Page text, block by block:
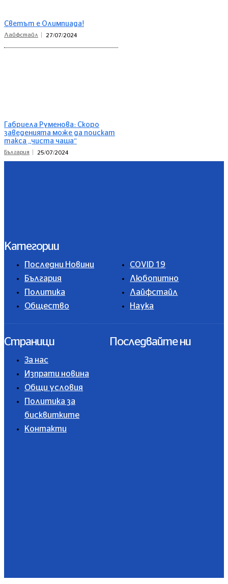
Светът е Олимпиада!
Лайфстайл 27/07/2024
Габриела Руменова: Скоро
заведенията може да поискат
такса „чиста чаша“
България 25/07/2024
Категории
Последни Новини
България
Политика
Общество
COVID 19
Любопитно
Лайфстайл
Наука
Страници
За нас
Изпрати новина
Общи условия
Политика за
бисквитките
Контакти
Последвайте ни